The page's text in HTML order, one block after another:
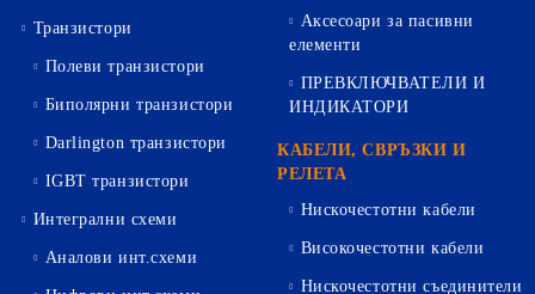
Транзистори
Полеви транзистори
Биполярни транзистори
Darlington транзистори
IGBT транзистори
Интегрални схеми
Аналови инт.схеми
Аксесоари за пасивни
елементи
ПРЕВКЛЮЧВАТЕЛИ И
ИНДИКАТОРИ
КАБЕЛИ, СВРЪЗКИ И
РЕЛЕТА
Нискочестотни кабели
Високочестотни кабели
Нискочестотни съединители